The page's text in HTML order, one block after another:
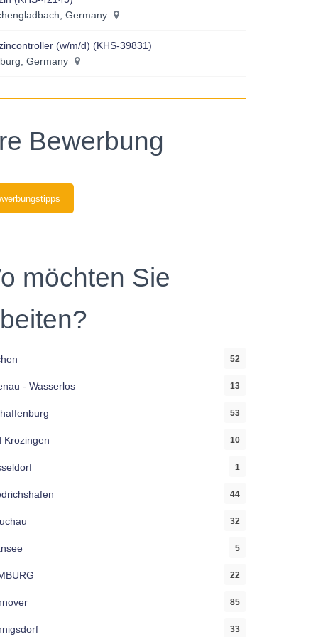
Germany
(w/m/d) (KHS-39831)
Germany
Bewerbung
möchten Sie
52
- Wasserlos 13
53
Krozingen 10
1
44
32
5
22
85
33